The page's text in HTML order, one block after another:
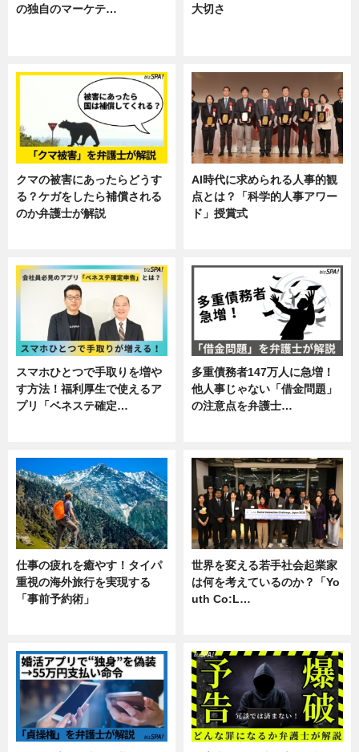
の独自のマーケテ…
大切さ
クマの被害にあったらどうす
る？ケガをしたら補償される
のか弁護士が解説
AI時代に求められる人事的観
点とは？「科学的人事アワー
ド」授賞式
スマホひとつで手取りを増や
す方法！福利厚生で使えるア
プリ「ベネステ確定…
多重債務者147万人に急増！
他人事じゃない「借金問題」
の注意点を弁護士…
仕事の疲れを癒やす！タイパ
重視の海外旅行を実現する
「事前予約術」
世界を変える若手社会起業家
は何を考えているのか？「Yo
uth Co:L…